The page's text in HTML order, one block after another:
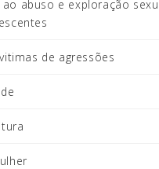
abuso e exploração
de agressões